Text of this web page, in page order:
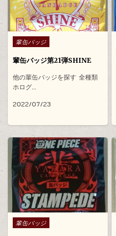
Posted in
輩缶バッジ
輩缶バッジ第21弾SHINE
他の輩缶バッジを探す 全種類
ホログ…
2022/07/23
Posted in
輩缶バッジ